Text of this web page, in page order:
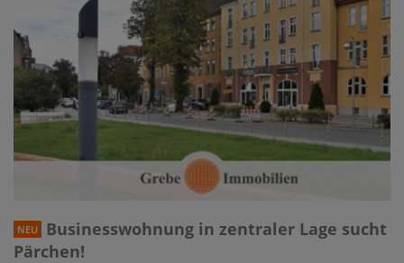
NEU
Businesswohnung in zentraler Lage sucht
Pärchen!